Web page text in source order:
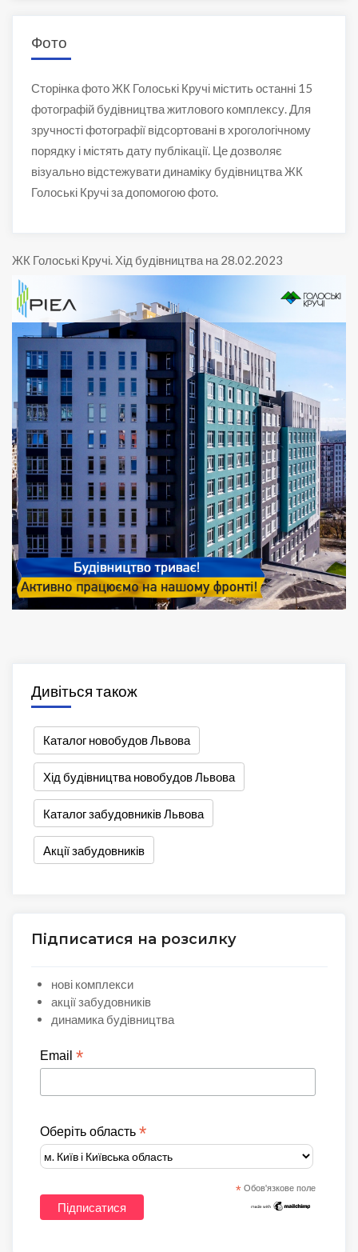
Фото
Сторінка фото ЖК Голоські Кручі містить останні 15
фотографій будівництва житлового комплексу. Для
зручності фотографії відсортовані в хрогологічному
порядку і містять дату публікації. Це дозволяє
візуально відстежувати динаміку будівництва ЖК
Голоські Кручі за допомогою фото.
ЖК Голоські Кручі. Хід будівництва на 28.02.2023
Дивіться також
Каталог новобудов Львова
Хід будівництва новобудов Львова
Каталог забудовників Львова
Акції забудовників
Підписатися на розсилку
нові комплекси
акції забудовників
динамика будівництва
Email *
Оберіть область *
* Обов'язкове поле